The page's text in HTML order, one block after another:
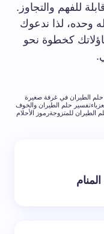
للفهم والتجاوز.
وحده، لذا ندعوك
كخطوة نحو
الطيران في غرفة صغيرة
تفسير حلم الطيران والخوف
الطيران للمتزوجةرموز الأحلام